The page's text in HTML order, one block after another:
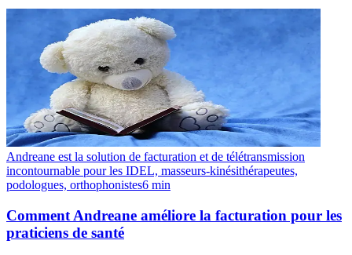
Andreane est la solution de facturation et de télétransmission
incontournable pour les IDEL, masseurs-kinésithérapeutes,
podologues, orthophonistes6 min
Comment Andreane améliore la facturation pour les
praticiens de santé